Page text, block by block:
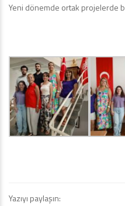
Yeni dönemde ortak projelerde
Yazıyı paylaşın: